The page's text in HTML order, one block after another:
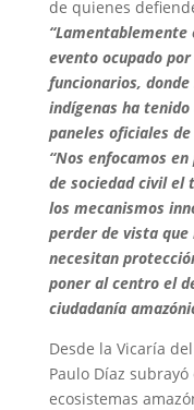
de quienes
“Lamentablemente
evento ocupado
funcionarios,
indígenas ha
paneles oficiales de
“Nos enfocamos
de sociedad civil el
los mecanismos
perder de vista que
necesitan
poner al centro el
ciudadanía
Desde la Vicaría
Paulo Díaz
ecosistemas